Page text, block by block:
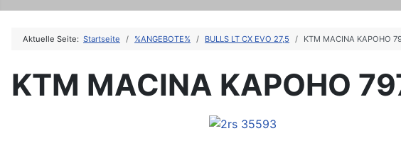
Aktuelle Seite: Startseite %ANGEBOTE% BULLS LT CX EVO 27,5 KTM MACINA KAPOHO
KTM MACINA KAPOHO